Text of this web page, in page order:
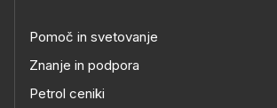
Pomoč in svetovanje
Znanje in podpora
Petrol ceniki